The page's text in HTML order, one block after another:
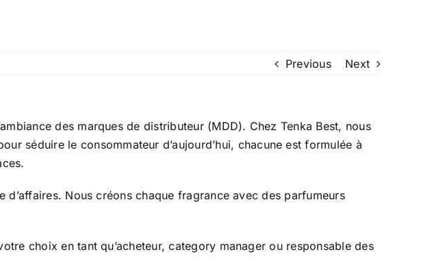
Previous Next
des marques de distributeur (MDD). Chez Tenka Best, nous
séduire le consommateur d’aujourd’hui, chacune est formulée à
Nous créons chaque fragrance avec des parfumeurs
choix en tant qu’acheteur, category manager ou responsable des